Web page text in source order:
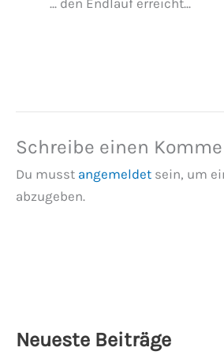
Schreibe einen
Du musst angemeldet sein, um
abzugeben.
Neueste Beiträge